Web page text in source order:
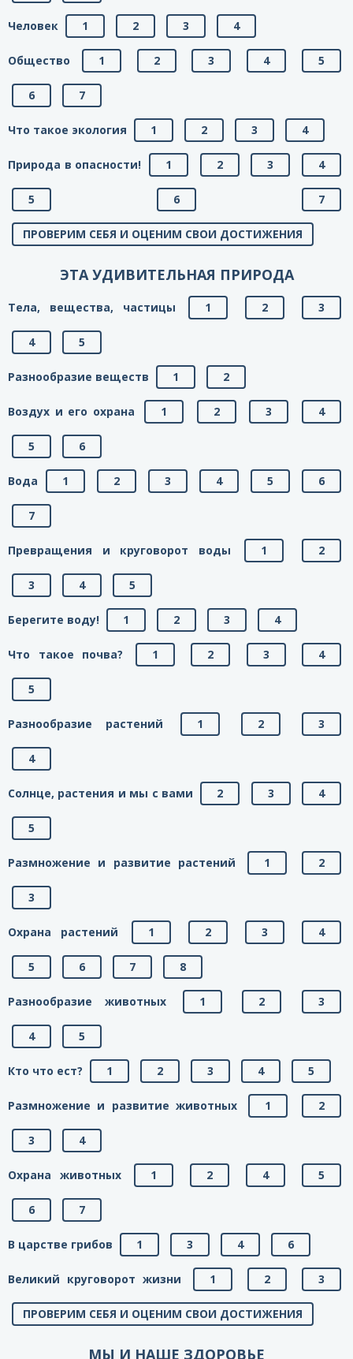
Человек 1 2 3 4
Общество 1 2 3 4 5
6 7
Что такое экология 1 2 3 4
Природа в опасности! 1 2 3 4
5 6 7
ПРОВЕРИМ СЕБЯ И ОЦЕНИМ СВОИ ДОСТИЖЕНИЯ
ЭТА УДИВИТЕЛЬНАЯ ПРИРОДА
Тела, вещества, частицы 1 2 3
4 5
Разнообразие веществ 1 2
Воздух и его охрана 1 2 3 4
5 6
Вода 1 2 3 4 5 6
7
Превращения и круговорот воды 1 2
3 4 5
Берегите воду! 1 2 3 4
Что такое почва? 1 2 3 4
5
Разнообразие растений 1 2 3
4
Солнце, растения и мы с вами 2 3 4
5
Размножение и развитие растений 1 2
3
Охрана растений 1 2 3 4
5 6 7 8
Разнообразие животных 1 2 3
4 5
Кто что ест? 1 2 3 4 5
Размножение и развитие животных 1 2
3 4
Охрана животных 1 2 4 5
6 7
В царстве грибов 1 3 4 6
Великий круговорот жизни 1 2 3
ПРОВЕРИМ СЕБЯ И ОЦЕНИМ СВОИ ДОСТИЖЕНИЯ
МЫ И НАШЕ ЗДОРОВЬЕ